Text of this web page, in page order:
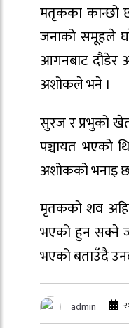
मतृकका कान्छो
जनाको समूहले
आगनबाट दौडेर
अशोकले भने ।
सुरज र प्रभुको
पञ्चायत भएको
अशोकको भनाइ
मृतकको शव
भएको हुन सक्ने
भएको बताउँदै
admin